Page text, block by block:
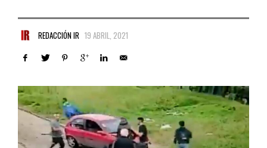
REDACCIÓN IR 19 ABRIL, 2021